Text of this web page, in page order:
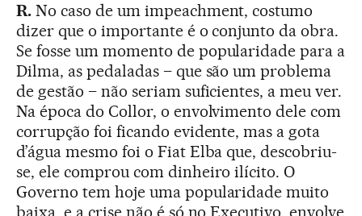
R. No caso de um impeachment, costumo
dizer que o importante é o conjunto da obra.
Se fosse um momento de popularidade para a
Dilma, as pedaladas – que são um problema
de gestão – não seriam suficientes, a meu ver.
Na época do Collor, o envolvimento dele com
corrupção foi ficando evidente, mas a gota
d’água mesmo foi o Fiat Elba que, descobriu-
se, ele comprou com dinheiro ilícito. O
Governo tem hoje uma popularidade muito